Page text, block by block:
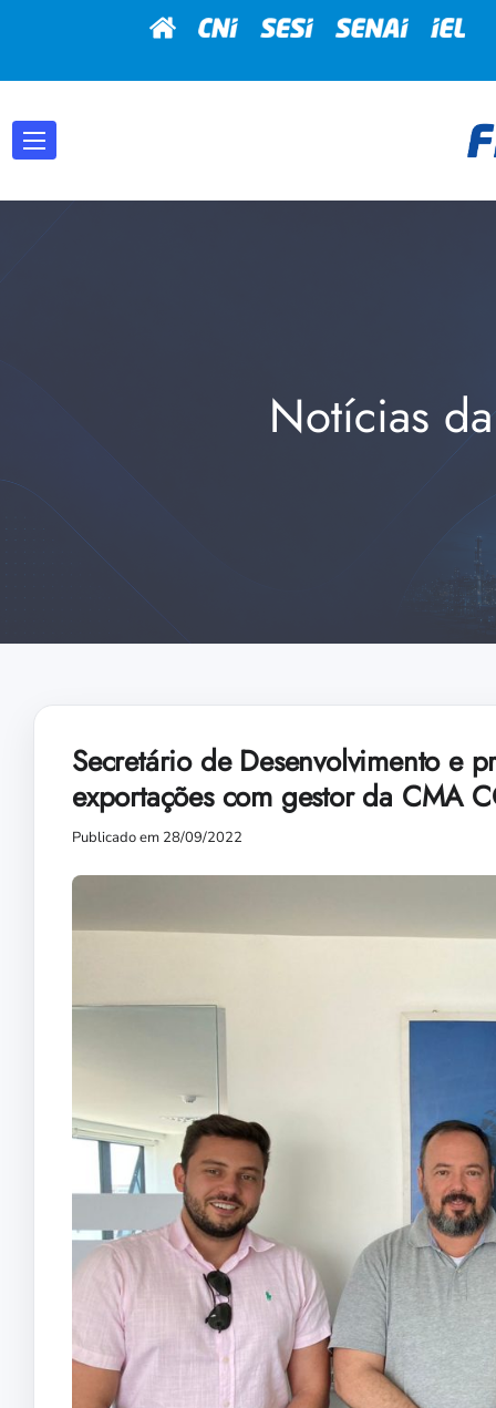
Notícias
Secretário de Desenvolvimento e
exportações com gestor da CMA
Publicado em 28/09/2022